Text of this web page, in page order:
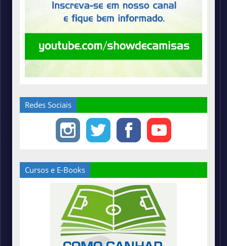
Redes Sociais
Cursos e E-Books